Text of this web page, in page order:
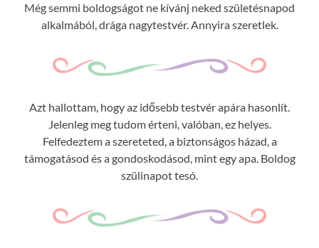
Még semmi boldogságot ne kívánj neked születésnapod
alkalmából, drága nagytestvér. Annyira szeretlek.
Azt hallottam, hogy az idősebb testvér apára hasonlít.
Jelenleg meg tudom érteni, valóban, ez helyes.
Felfedeztem a szereteted, a biztonságos házad, a
támogatásod és a gondoskodásod, mint egy apa. Boldog
szülinapot tesó.